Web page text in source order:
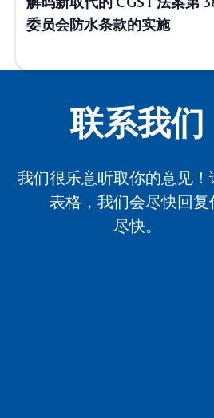
委员会防水条款的实施
联系我们
我们很乐意听取你的意见！
表格，我们会尽快回复
尽快。